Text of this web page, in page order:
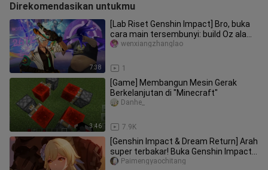
Direkomendasikan untukmu
7:38
[Lab Riset Genshin Impact] Bro, buka
cara main tersembunyi: build Oz ala
“perut besar”, output di la
1
wenxiangzhanglao
3:46
[Game] Membangun Mesin Gerak
Berkelanjutan di "Minecraft"
7.9K
Danhe_
[Genshin Impact & Dream Return] Arah
super terbakar! Buka Genshin Impact
(versi subtitle) dengan Fox Fairy Little
Paimengyaochitang